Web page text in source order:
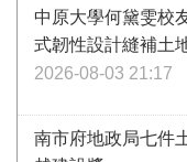
中原大學何黛雯校
式韌性設計縫補土
2026-08-03 21:17
南市府地政局七件